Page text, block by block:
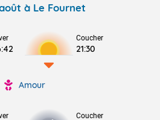
à Le Fournet
Coucher
21:30
Amour
Coucher